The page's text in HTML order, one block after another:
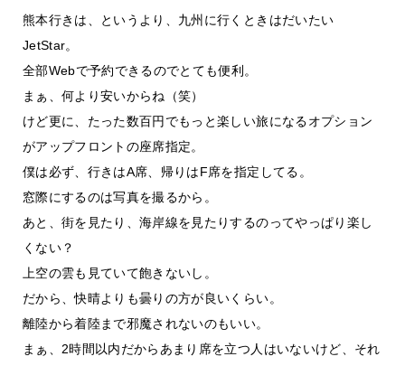
熊本行きは、というより、九州に行くときはだいたい
JetStar。
全部Webで予約できるのでとても便利。
まぁ、何より安いからね（笑）
けど更に、たった数百円でもっと楽しい旅になるオプション
がアップフロントの座席指定。
僕は必ず、行きはA席、帰りはF席を指定してる。
窓際にするのは写真を撮るから。
あと、街を見たり、海岸線を見たりするのってやっぱり楽し
くない？
上空の雲も見ていて飽きないし。
だから、快晴よりも曇りの方が良いくらい。
離陸から着陸まで邪魔されないのもいい。
まぁ、2時間以内だからあまり席を立つ人はいないけど、それ